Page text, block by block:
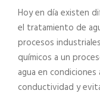
Hoy en día existen
el tratamiento de
procesos
químicos a un
agua en
conductividad y